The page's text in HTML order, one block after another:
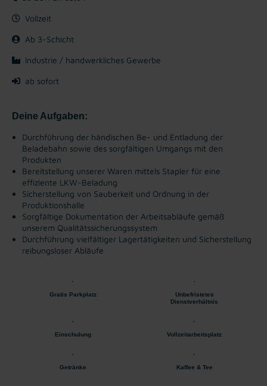
Vollzeit
Ab 3-Schicht
Industrie / handwerkliches Gewerbe
ab sofort
Deine Aufgaben:
Durchführung der händischen Be- und Entladung der
Beladebahn sowie des sorgfältigen Umgangs mit den
Produkten
Bereitstellung unserer Waren mittels Stapler für eine
effiziente LKW-Beladung
Sicherstellung von Sauberkeit und Ordnung in der
Produktionshalle
Sorgfältige Dokumentation der Arbeitsabläufe gemäß
unserem Qualitätssicherungssystem
Durchführung vielfältiger Lagertätigkeiten und Sicherstellung
reibungsloser Abläufe
Gratis Parkplatz
Unbefristetes
Dienstverhältnis
Einschulung Vollzeitarbeitsplatz
Getränke Kaffee & Tee